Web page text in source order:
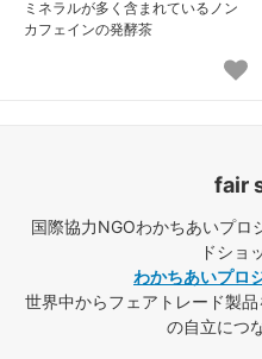
ミネラルが多く含まれているノン
カフェインの発酵茶
fair
国際協力NGOわかちあいプロ
ドショ
わかちあいプロ
世界中からフェアトレード製
の自立につ